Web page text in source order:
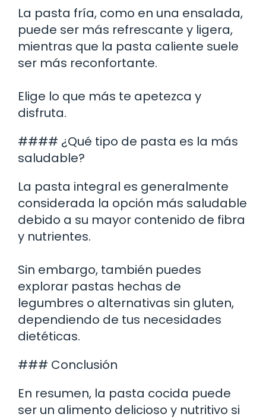
La pasta fría, como en una ensalada,
puede ser más refrescante y ligera,
mientras que la pasta caliente suele
ser más reconfortante.
Elige lo que más te apetezca y
disfruta.
#### ¿Qué tipo de pasta es la más
saludable?
La pasta integral es generalmente
considerada la opción más saludable
debido a su mayor contenido de fibra
y nutrientes.
Sin embargo, también puedes
explorar pastas hechas de
legumbres o alternativas sin gluten,
dependiendo de tus necesidades
dietéticas.
### Conclusión
En resumen, la pasta cocida puede
ser un alimento delicioso y nutritivo si